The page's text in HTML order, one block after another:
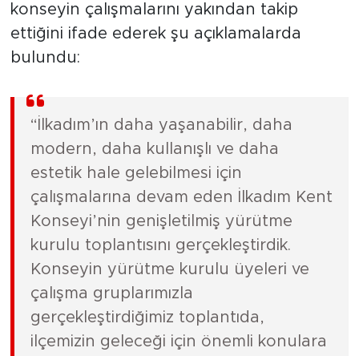
konseyin çalışmalarını yakından takip
ettiğini ifade ederek şu açıklamalarda
bulundu:
“İlkadım’ın daha yaşanabilir, daha
modern, daha kullanışlı ve daha
estetik hale gelebilmesi için
çalışmalarına devam eden İlkadım Kent
Konseyi’nin genişletilmiş yürütme
kurulu toplantısını gerçekleştirdik.
Konseyin yürütme kurulu üyeleri ve
çalışma gruplarımızla
gerçekleştirdiğimiz toplantıda,
ilçemizin geleceği için önemli konulara